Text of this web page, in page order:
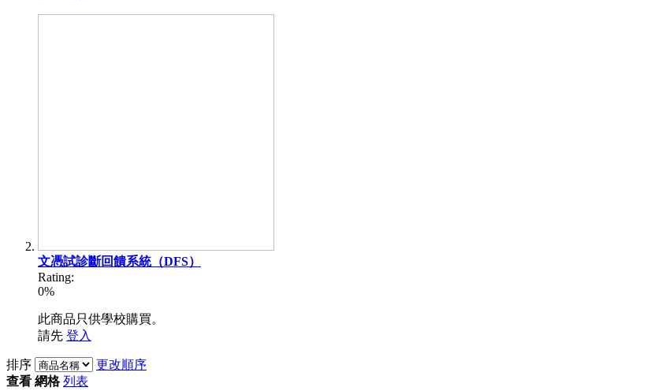
文憑試診斷回饋系統（DFS）
Rating:
0%
此商品只供學校購買。
請先 登入
排序
更改順序
查看 網格 列表